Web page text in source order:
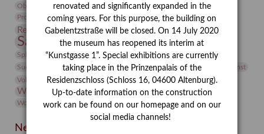
Objekt im Fokus
Paul Klee Peter Schnürpel Phelloplastik
Pohlhof
Provenienz
Provenienzforschung
Restaurierung Restitution Rudi Lesser Ruth Wolf-Rehfeld
Sammlung Samstagszeichner Skulptur
Sonderausstellung
Sphinx
studio Studio Bildende Kunst
studioDIGITAL
Suermondt-Ludwig-Museum
Vermittlung Video
Videokunst
Volontariat
Walter Rheiner Weihnachten Werefkin
Werkbetrachtung Winter Wissenschaft
Wolf and Dog
Wolf und Hund
Zirkuswoche
Neueste Beiträge
renovated and significantly expanded in the
coming years. For this purpose, the building on
Gabelentzstraße will be closed. On 14 July 2020
the museum has reopened its interim at
“Kunstgasse 1”. Special exhibitions are currently
taking place in the Prinzenpalais of the
Residenzschloss (Schloss 16, 04600 Altenburg).
Up-to-date information on the construction
work can be found on our homepage and on our
social media channels!